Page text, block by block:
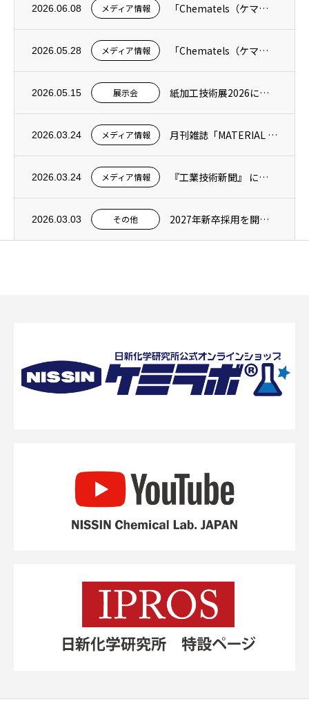
2026.06.08 メディア情報 「Chematels（ケマテルズ）」掲載のお知らせ｜ウレタンやアクリルなどの頑固な樹脂...
2026.05.28 メディア情報 「Chematels（ケマテルズ）」掲載のお知らせ｜硬化シリコーンを強力除去する「シリ...
2026.05.15 展示会 紙加工技術展2026に出展します
2026.03.24 メディア情報 月刊雑誌「MATERIAL STAGE（マテリアルステージ）」に記事が掲載されました
2026.03.24 メディア情報 『工業技術新聞』 に当社記事が掲載されました
2026.03.03 その他 2027年新卒採用を開始しました